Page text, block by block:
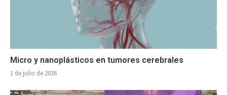
Micro y nanoplásticos en tumores cerebrales
1 de julio de 2026